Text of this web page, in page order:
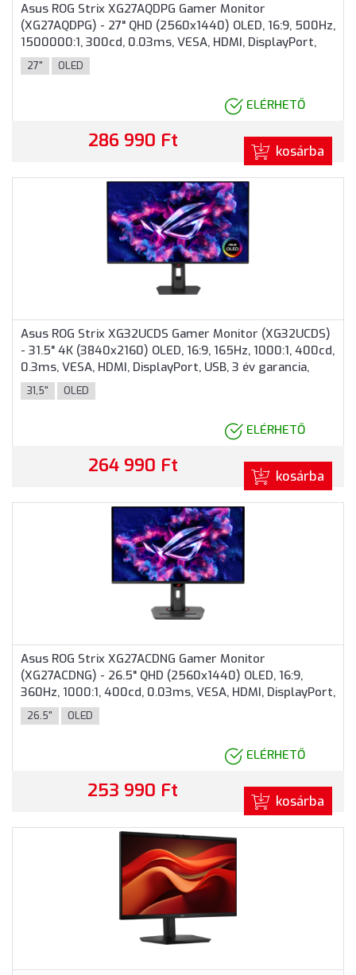
Asus ROG Strix XG27AQDPG Gamer Monitor
(XG27AQDPG) - 27" QHD (2560x1440) OLED, 16:9, 500Hz,
1500000:1, 300cd, 0.03ms, VESA, HDMI, DisplayPort,
USB, 3 év garancia, Fekete színben
27" OLED
ELÉRHETŐ
286 990 Ft kosárba
Asus ROG Strix XG32UCDS Gamer Monitor (XG32UCDS)
- 31.5" 4K (3840x2160) OLED, 16:9, 165Hz, 1000:1, 400cd,
0.3ms, VESA, HDMI, DisplayPort, USB, 3 év garancia,
Fekete színben
31,5" OLED
ELÉRHETŐ
264 990 Ft kosárba
Asus ROG Strix XG27ACDNG Gamer Monitor
(XG27ACDNG) - 26.5" QHD (2560x1440) OLED, 16:9,
360Hz, 1000:1, 400cd, 0.03ms, VESA, HDMI, DisplayPort,
USB, 3 év garancia, Fekete színben
26.5" OLED
ELÉRHETŐ
253 990 Ft kosárba